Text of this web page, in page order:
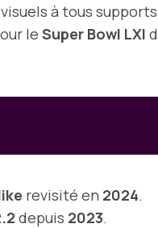
à tous
le Super Bowl LXI
revisité en 2024.
depuis 2023.